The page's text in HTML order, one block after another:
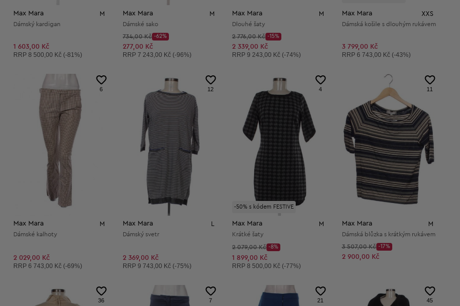
Max Mara M
Dámský kardigan
1 603,00 Kč
Doporučená cena:
RRP 8 500,00 Kč (-81%)
Max Mara M
Dámské sako
Původní cena:
734,00 Kč
Discount Price:
-62%
Snížená cena:
277,00 Kč
Doporučená cena:
RRP 7 243,00 Kč (-96%)
Max Mara M
Dlouhé šaty
Původní cena:
2 776,00 Kč
Discount Price:
-15%
Snížená cena:
2 339,00 Kč
Doporučená cena:
RRP9 243,00 Kč (-74%)
Max Mara XXS
Dámská košile s dlouhým rukávem
3 799,00 Kč
Doporučená cena:
RRP 6 743,00 Kč (-43%)
6
Max Mara M
Dámské kalhoty
2 029,00 Kč
Doporučená cena:
RRP 6 743,00 Kč (-69%)
12
Max Mara
Dámský svetr
2 369,00 Kč
Doporučená cena:
RRP 9 743,00 Kč (-75%)
-50% s kódem FESTIVE
4
Max Mara M
Krátké šaty
Původní cena:
2 079,00 Kč
Discount Price:
-8%
Snížená cena:
1 899,00 Kč
Doporučená cena:
RRP8 500,00 Kč (-77%)
11
Max Mara M
Dámská blůzka s krátkým rukávem
Původní cena:
3 507,00 Kč
Discount Price:
-17%
Snížená cena:
2 900,00 Kč
36 7 21 45